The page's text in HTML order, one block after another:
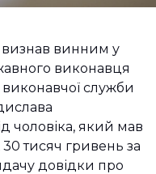
визнав винним у
виконавця
служби
чоловіка, який мав
30 тисяч гривень за
довідки про